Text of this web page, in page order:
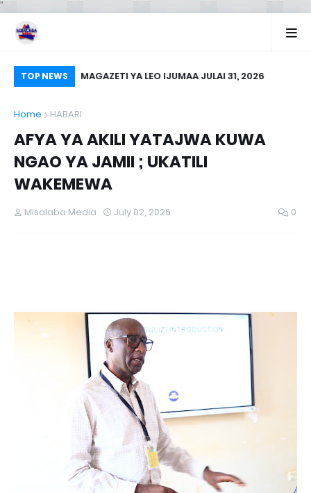
"
TOP NEWS MAGAZETI YA LEO IJUMAA JULAI 31, 2026
Home HABARI
AFYA YA AKILI YATAJWA KUWA
NGAO YA JAMII ; UKATILI
WAKEMEWA
Misalaba Media July 02, 2026 0